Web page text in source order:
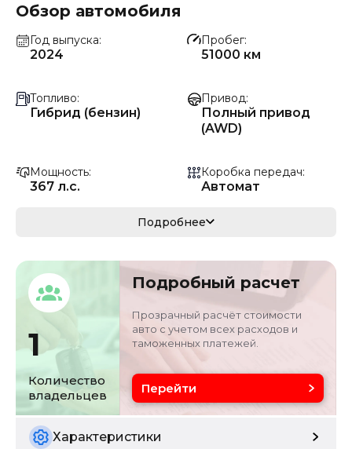
Обзор автомобиля
Год выпуска
2024
Пробег
51000 км
Топливо
Гибрид (бензин)
Привод
Полный привод
(AWD)
Мощность
367 л.с.
Коробка передач
Автомат
кроссовер/
VIN
W1NFB5HB6RB0617
Объём двигателя
Цвет
черный б/у
Подробнее
1
Количество
владельцев
Подробный расчет
Прозрачный расчёт стоимости
авто с учетом всех расходов и
таможенных платежей.
Перейти
Характеристики